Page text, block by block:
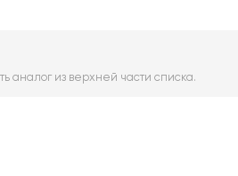
аналог из верхней части списка.